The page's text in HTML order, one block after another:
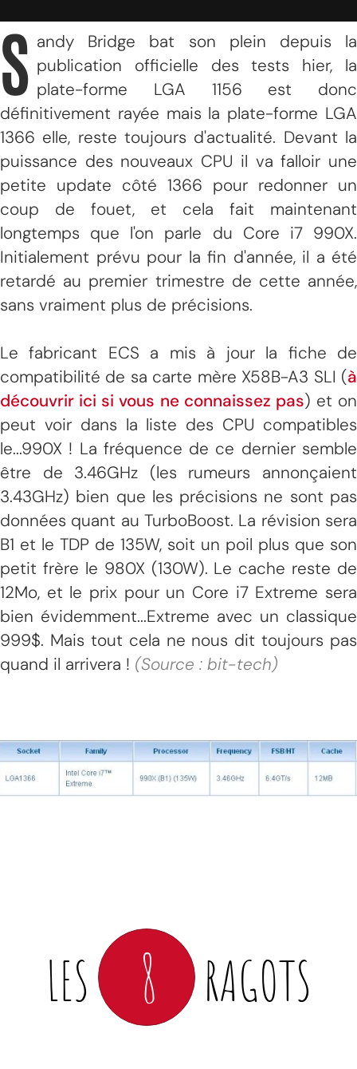
S andy Bridge bat son plein depuis la
publication officielle des tests hier, la
plate-forme LGA 1156 est donc
définitivement rayée mais la plate-forme LGA
1366 elle, reste toujours d'actualité. Devant la
puissance des nouveaux CPU il va falloir une
petite update côté 1366 pour redonner un
coup de fouet, et cela fait maintenant
longtemps que l'on parle du Core i7 990X.
Initialement prévu pour la fin d'année, il a été
retardé au premier trimestre de cette année,
sans vraiment plus de précisions.
Le fabricant ECS a mis à jour la fiche de
compatibilité de sa carte mère X58B-A3 SLI (à
découvrir ici si vous ne connaissez pas) et on
peut voir dans la liste des CPU compatibles
le...990X ! La fréquence de ce dernier semble
être de 3.46GHz (les rumeurs annonçaient
3.43GHz) bien que les précisions ne sont pas
données quant au TurboBoost. La révision sera
B1 et le TDP de 135W, soit un poil plus que son
petit frère le 980X (130W). Le cache reste de
12Mo, et le prix pour un Core i7 Extreme sera
bien évidemment...Extreme avec un classique
999$. Mais tout cela ne nous dit toujours pas
quand il arrivera ! (Source : bit-tech)
LES 8 RAGOTS